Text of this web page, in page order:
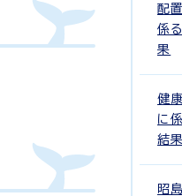
配
係
果
健
に
結果
昭